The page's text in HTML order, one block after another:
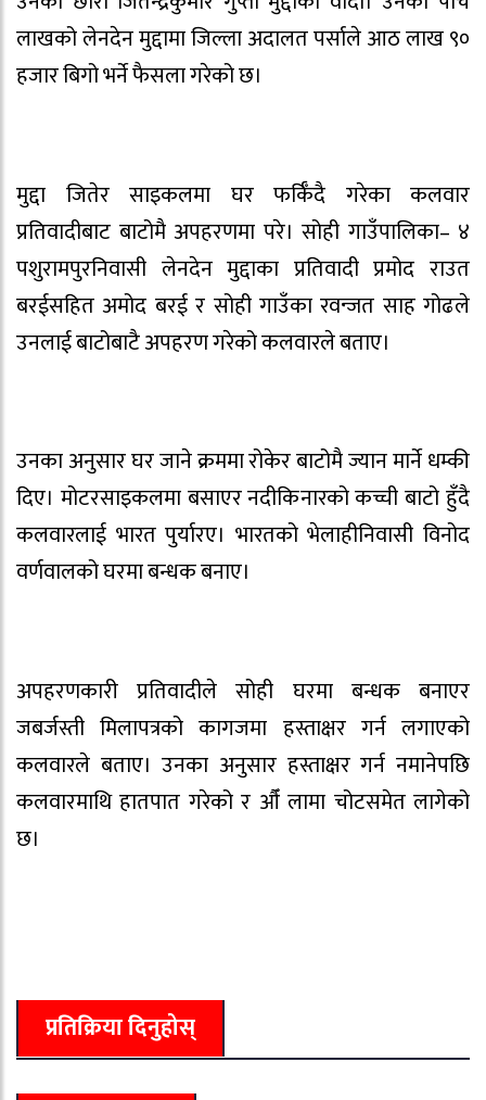
लाखको लेनदेन मुद्दामा जिल्ला अदालत पर्साले आठ लाख ९०
हजार बिगो भर्ने फैसला गरेको छ।
मुद्दा जितेर साइकलमा घर फर्किँदै गरेका कलवार
प्रतिवादीबाट बाटोमै अपहरणमा परे। सोही गाउँपालिका– ४
पशुरामपुरनिवासी लेनदेन मुद्दाका प्रतिवादी प्रमोद राउत
बरईसहित अमोद बरई र सोही गाउँका रवन्जत साह गोढले
उनलाई बाटोबाटै अपहरण गरेको कलवारले बताए।
उनका अनुसार घर जाने क्रममा रोकेर बाटोमै ज्यान मार्ने धम्की
दिए। मोटरसाइकलमा बसाएर नदीकिनारको कच्ची बाटो हुँदै
कलवारलाई भारत पुर्यारए। भारतको भेलाहीनिवासी विनोद
वर्णवालको घरमा बन्धक बनाए।
अपहरणकारी प्रतिवादीले सोही घरमा बन्धक बनाएर
जबर्जस्ती मिलापत्रको कागजमा हस्ताक्षर गर्न लगाएको
कलवारले बताए। उनका अनुसार हस्ताक्षर गर्न नमानेपछि
कलवारमाथि हातपात गरेको र औँ लामा चोटसमेत लागेको
छ।
प्रतिक्रिया दिनुहोस्